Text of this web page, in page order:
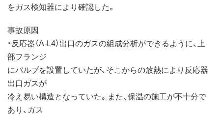
をガス検知器により確認した。
事故原因
・反応器（A-L4）出口のガスの組成分析ができるように、上
部フランジ
にバルブを設置していたが、そこからの放熱により反応器
出口ガスが
冷え易い構造となっていた。また、保温の施工が不十分で
あり、ガス